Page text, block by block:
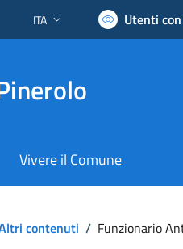
Lingua attiva:
ITA Utenti
Vivere il Comune
contenuti / Funzionario